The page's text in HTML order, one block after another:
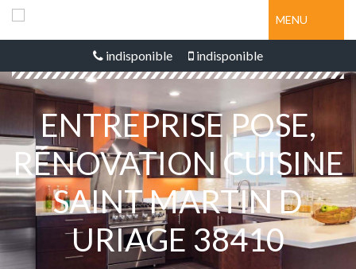
MENU
indisponible indisponible
ENTREPRISE POSE,
RÉNOVATION CUISINE
SAINT MARTIN D
URIAGE 38410